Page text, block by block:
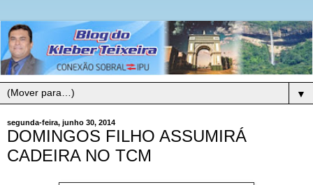
▼
segunda-feira, junho 30, 2014
DOMINGOS FILHO ASSUMIRÁ
CADEIRA NO TCM